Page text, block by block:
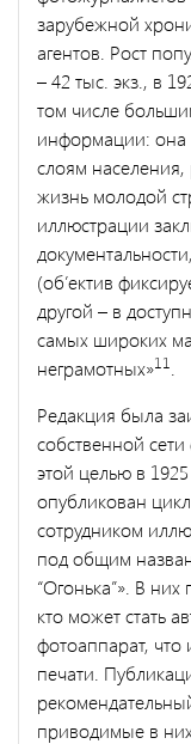
зарубежной
агентов. Рост
– 42 тыс. экз., в
том числе
информации: она
слоям
жизнь молодой
иллюстрации
(об’ектив
другой – в
самых широких
неграмотных»11
Редакция была
собственной
этой целью в
опубликован
сотрудником
под общим
“Огонька”». В
кто может стать
фотоаппарат, что
печати.
приводимые в